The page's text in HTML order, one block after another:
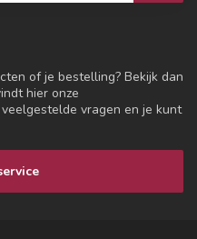
of je bestelling? Bekijk dan
hier onze
vragen en je kunt